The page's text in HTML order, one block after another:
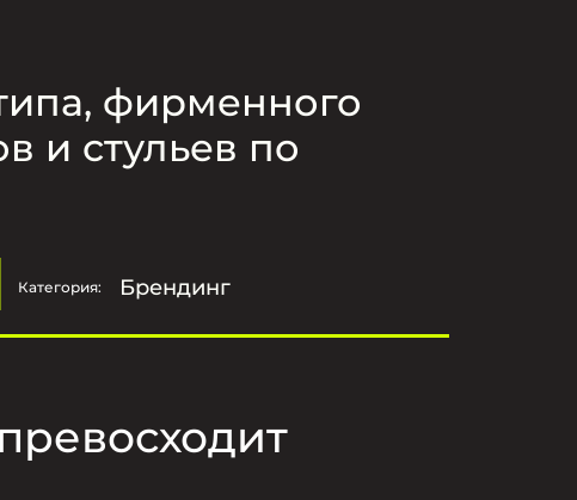
фирменного
и стульев по
Категория: Брендинг